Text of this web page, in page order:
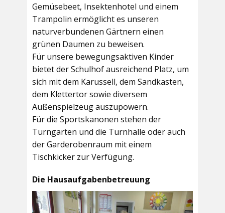
Gemüsebeet, Insektenhotel und einem
Trampolin ermöglicht es unseren
naturverbundenen Gärtnern einen
grünen Daumen zu beweisen.
Für unsere bewegungsaktiven Kinder
bietet derSchulhofausreichend Platz, um
sich mit dem Karussell, dem Sandkasten,
dem Klettertor sowie diversem
Außenspielzeug auszupowern.
Für die Sportskanonen stehen der
Turngarten und die Turnhalle oder auch
derGarderobenraum mit einem
Tischkicker zur Verfügung.
Die Hausaufgabenbetreuung